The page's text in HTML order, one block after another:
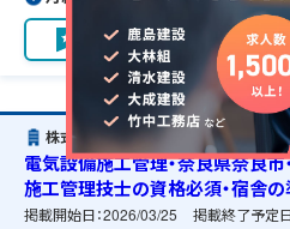
お気に入り
株式会社クリハラント
電気設備施工管理・奈良県奈良市
施工管理技士の資格必須・宿舎
掲載開始日：2026/03/25 掲載終了予定日